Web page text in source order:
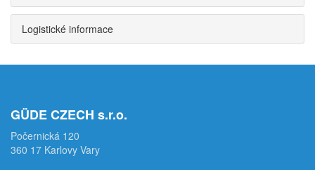
Logistické informace
GÜDE CZECH s.r.o.
Počernická 120
360 17 Karlovy Vary